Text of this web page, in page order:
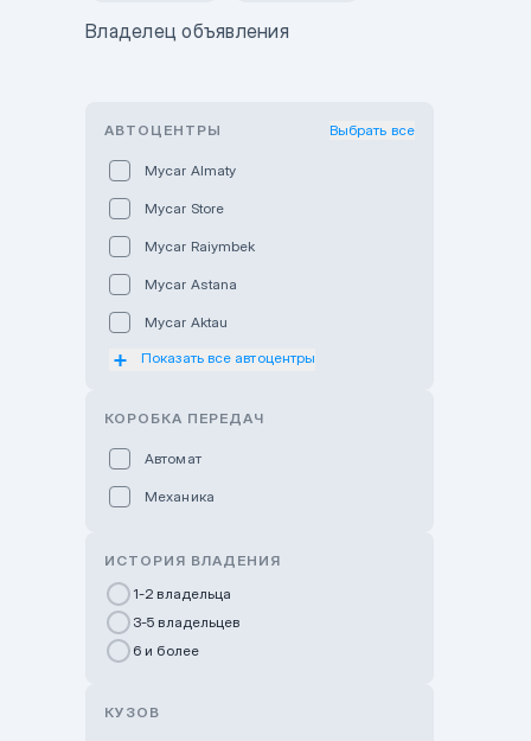
Владелец объявления
АВТОЦЕНТРЫ Выбрать все
Mycar Almaty
Mycar Store
Mycar Raiymbek
Mycar Astana
Mycar Aktau
Mycar Uralsk
GWM Nurly Zhol
Chery Astana
Показать все автоцентры
КОРОБКА ПЕРЕДАЧ
Автомат
Механика
ИСТОРИЯ ВЛАДЕНИЯ
1-2 владельца
3-5 владельцев
6 и более
КУЗОВ